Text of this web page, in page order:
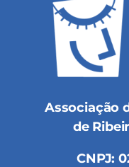
Associação
de
CNPJ: